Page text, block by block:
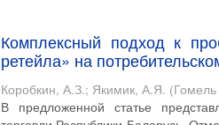
Комплексный подход к
ретейла» на
Коробкин, А.З.; Якимик, А.Я. (
В предложенной статье